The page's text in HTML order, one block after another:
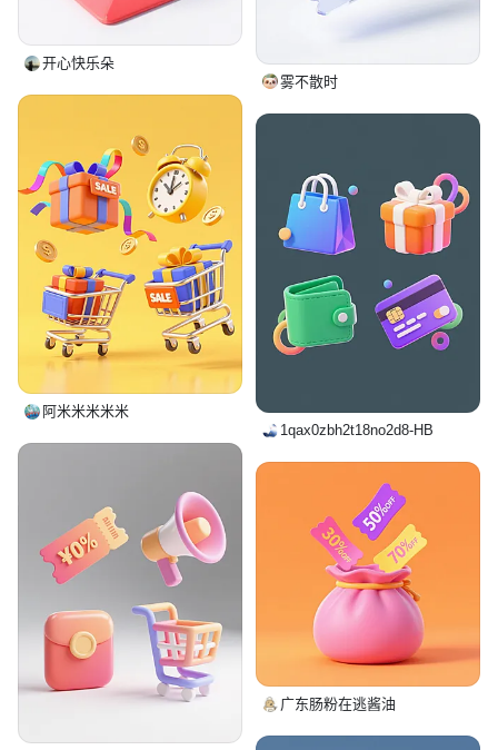
开心快乐朵
雾不散时
阿米米米米米
1qax0zbh2t18no2d8-HB
广东肠粉在逃酱油